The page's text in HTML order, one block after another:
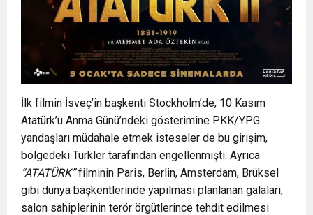
İlk filmin İsveç’in başkenti Stockholm’de, 10 Kasım
Atatürk’ü Anma Günü’ndeki gösterimine PKK/YPG
yandaşları müdahale etmek isteseler de bu girişim,
bölgedeki Türkler tarafından engellenmişti. Ayrıca
“ATATÜRK”filminin Paris, Berlin, Amsterdam, Brüksel
gibi dünya başkentlerinde yapılması planlanan galaları,
salon sahiplerinin terör örgütlerince tehdit edilmesi